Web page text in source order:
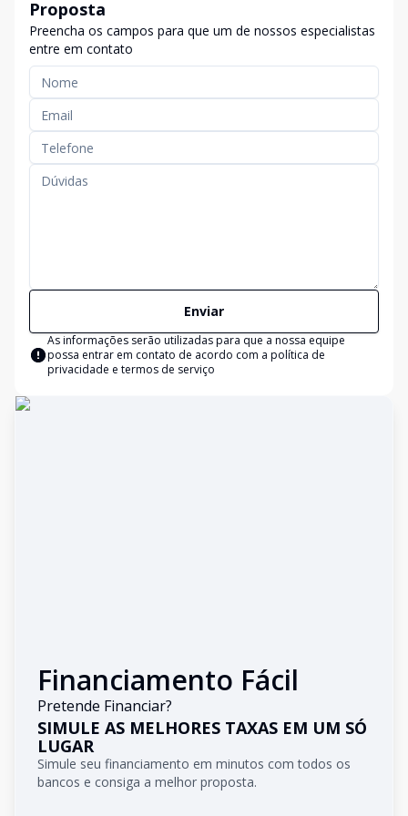
Proposta
Preencha os campos para que um de nossos especialistas
entre em contato
Enviar
As informações serão utilizadas para que a nossa equipe
possa entrar em contato de acordo com a política de
privacidade e termos de serviço
Financiamento Fácil
Pretende Financiar?
SIMULE AS MELHORES TAXAS EM UM SÓ
LUGAR
Simule seu financiamento em minutos com todos os
bancos e consiga a melhor proposta.